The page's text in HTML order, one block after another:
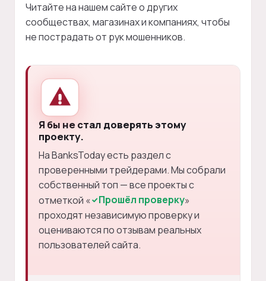
Читайте на нашем сайте о других
сообществах, магазинах и компаниях, чтобы
не пострадать от рук мошенников.
Я бы не стал доверять этому
проекту.
На BanksToday есть раздел с
проверенными трейдерами. Мы собрали
собственный топ — все проекты с
отметкой «
Прошёл проверку»
проходят независимую проверку и
оцениваются по отзывам реальных
пользователей сайта.